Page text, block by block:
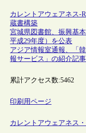
カレントアウェアネス-R
蔵書構築
宮城県図書館、振興基
平成29年度）を公表
アジア情報室通報、「
報サービス」の紹介記
累計アクセス数:5462
印刷用ページ
カレントアウェアネス